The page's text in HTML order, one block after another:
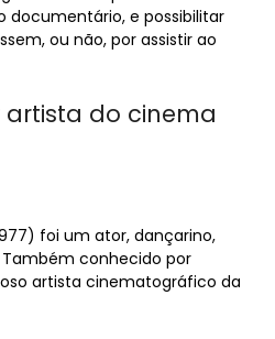
e possibilitar
ou não, por assistir ao
do cinema
foi um ator, dançarino,
conhecido por
artista cinematográfico da